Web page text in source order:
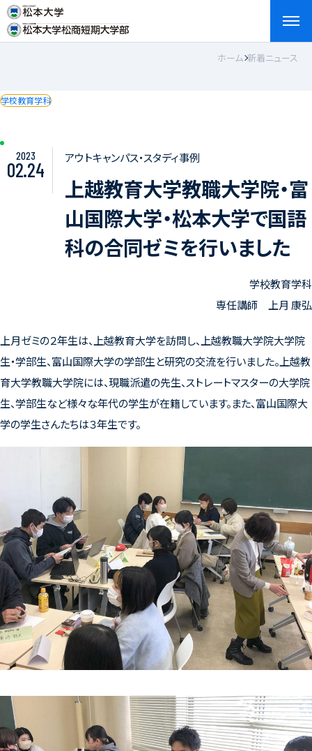
English
ホーム 新着ニュース
学校教育学科
2023
02.24
アウトキャンパス・スタディ事例
上越教育大学教職大学院・富
山国際大学・松本大学で国語
科の合同ゼミを行いました
学校教育学科
専任講師 上月 康弘
上月ゼミの２年生は、上越教育大学を訪問し、上越教職大学院大学院
生・学部生、富山国際大学の学部生と研究の交流を行いました。上越教
育大学教職大学院には、現職派遣の先生、ストレートマスターの大学院
生、学部生など様々な年代の学生が在籍しています。また、富山国際大
学の学生さんたちは３年生です。